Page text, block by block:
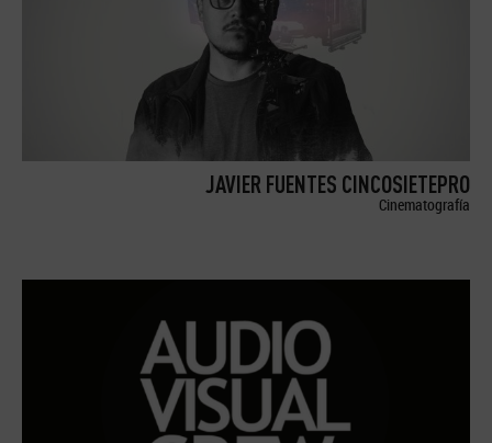
JAVIER FUENTES CINCOSIETEPRO
Cinematografía